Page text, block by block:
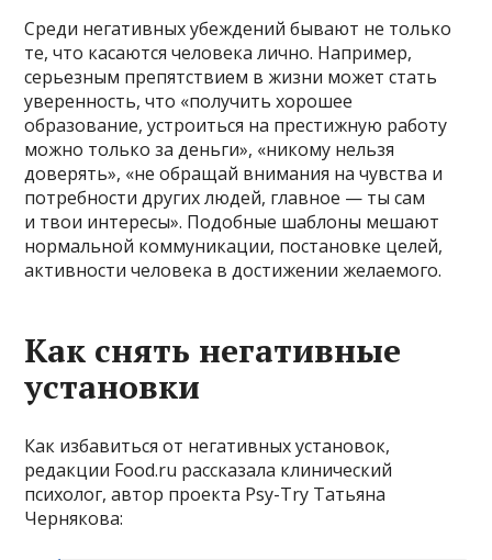
Среди негативных убеждений бывают не только
те, что касаются человека лично. Например,
серьезным препятствием в жизни может стать
уверенность, что «получить хорошее
образование, устроиться на престижную работу
можно только за деньги», «никому нельзя
доверять», «не обращай внимания на чувства и
потребности других людей, главное — ты сам
и твои интересы». Подобные шаблоны мешают
нормальной коммуникации, постановке целей,
активности человека в достижении желаемого.
Как снять негативные
установки
Как избавиться от негативных установок,
редакции Food.ru рассказала клинический
психолог, автор проекта Psy-Try Татьяна
Чернякова: